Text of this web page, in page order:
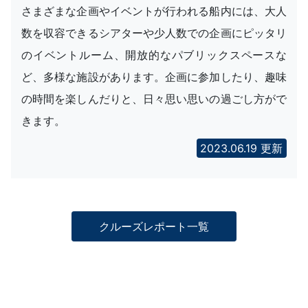
さまざまな企画やイベントが行われる船内には、大人
数を収容できるシアターや少人数での企画にピッタリ
のイベントルーム、開放的なパブリックスペースな
ど、多様な施設があります。企画に参加したり、趣味
の時間を楽しんだりと、日々思い思いの過ごし方がで
きます。
2023.06.19 更新
クルーズレポート一覧